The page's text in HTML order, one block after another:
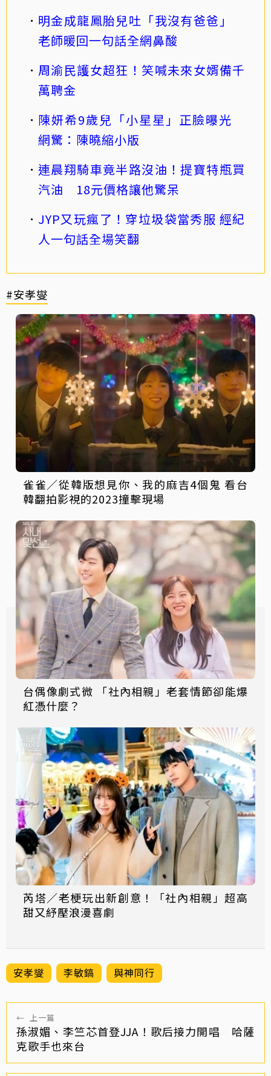
明金成龍鳳胎兒吐「我沒有爸爸」
老師暖回一句話全網鼻酸
周渝民護女超狂！笑喊未來女婿備千
萬聘金
陳妍希9歲兒「小星星」正臉曝光
網驚：陳曉縮小版
連晨翔騎車竟半路沒油！提寶特瓶買
汽油 18元價格讓他驚呆
JYP又玩瘋了！穿垃圾袋當秀服 經紀
人一句話全場笑翻
#安孝燮
雀雀／從韓版想見你、我的麻吉4個鬼 看台
韓翻拍影視的2023撞擊現場
台偶像劇式微 「社內相親」老套情節卻能爆
紅憑什麼？
芮塔／老梗玩出新創意！「社內相親」超高
甜又紓壓浪漫喜劇
安孝燮 李敏鎬 與神同行
← 上一篇
孫淑媚、李竺芯首登JJA！歌后接力開唱 哈薩
克歌手也來台